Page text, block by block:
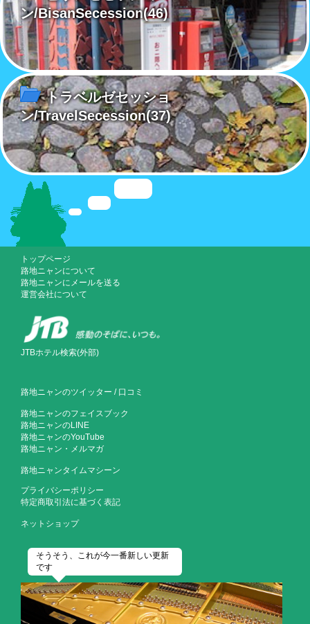
ン/BisanSecession(46)
トラベルゼセッショ
ン/TravelSecession(37)
トップページ
路地ニャンについて
路地ニャンにメールを送る
運営会社について
JTBホテル検索(外部)
路地ニャンのツイッター / 口コミ
路地ニャンのフェイスブック
路地ニャンのLINE
路地ニャンのYouTube
路地ニャン・メルマガ
路地ニャンタイムマシーン
プライバシーポリシー
特定商取引法に基づく表記
ネットショップ
そうそう、これが今一番新しい更新
です